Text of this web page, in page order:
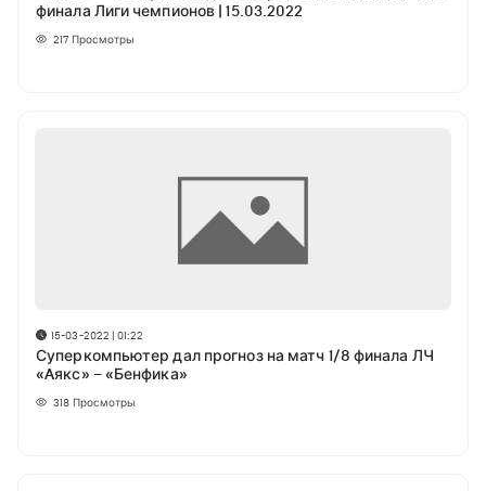
финала Лиги чемпионов | 15.03.2022
217 Просмотры
15-03-2022 | 01:22
Суперкомпьютер дал прогноз на матч 1/8 финала ЛЧ
«Aякс» – «Бенфика»
318 Просмотры